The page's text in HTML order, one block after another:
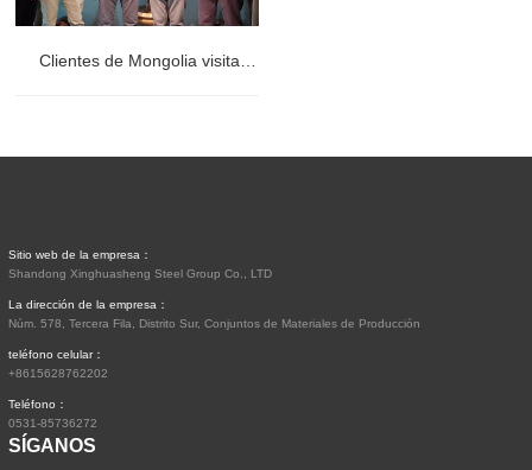
Sitio web de la empresa：
Shandong Xinghuasheng Steel Group Co., LTD
La dirección de la empresa：
Núm. 578, Tercera Fila, Distrito Sur, Conjuntos de Materiales de Producción
teléfono celular：
+8615628762202
Teléfono：
0531-85736272
SÍGANOS